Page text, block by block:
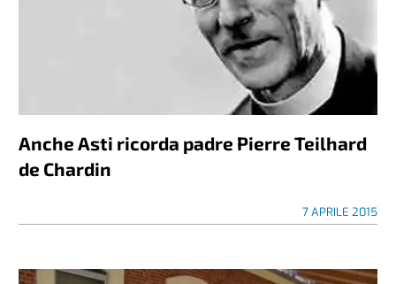
Anche Asti ricorda padre Pierre Teilhard
de Chardin
7 APRILE 2015